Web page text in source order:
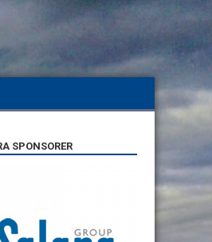
SPONSORER